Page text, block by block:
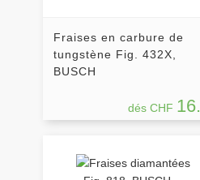
Fraises en carbure de
tungstène Fig. 432X,
BUSCH
dés CHF